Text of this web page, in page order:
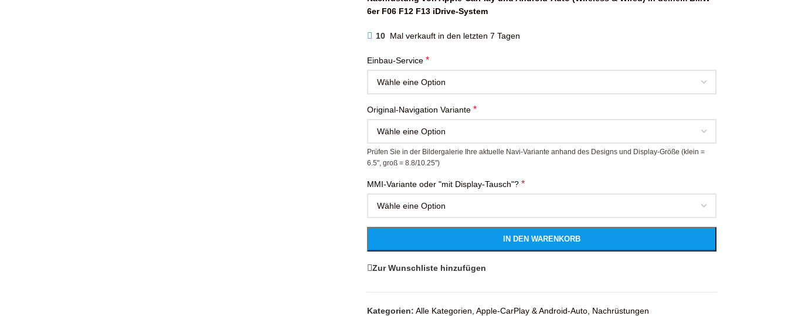
6er F06 F12 F13 iDrive-System
10 Mal verkauft in den letzten 7 Tagen
Einbau-Service *
Original-Navigation Variante *
Prüfen Sie in der Bildergalerie Ihre aktuelle Navi-Variante anhand des Designs und Display-Größe (klein =
6.5", groß = 8.8/10.25")
MMI-Variante oder "mit Display-Tausch"? *
IN DEN WARENKORB
Zur Wunschliste hinzufügen
Kategorien: Alle Kategorien Apple-CarPlay & Android-Auto, Nachrüstungen